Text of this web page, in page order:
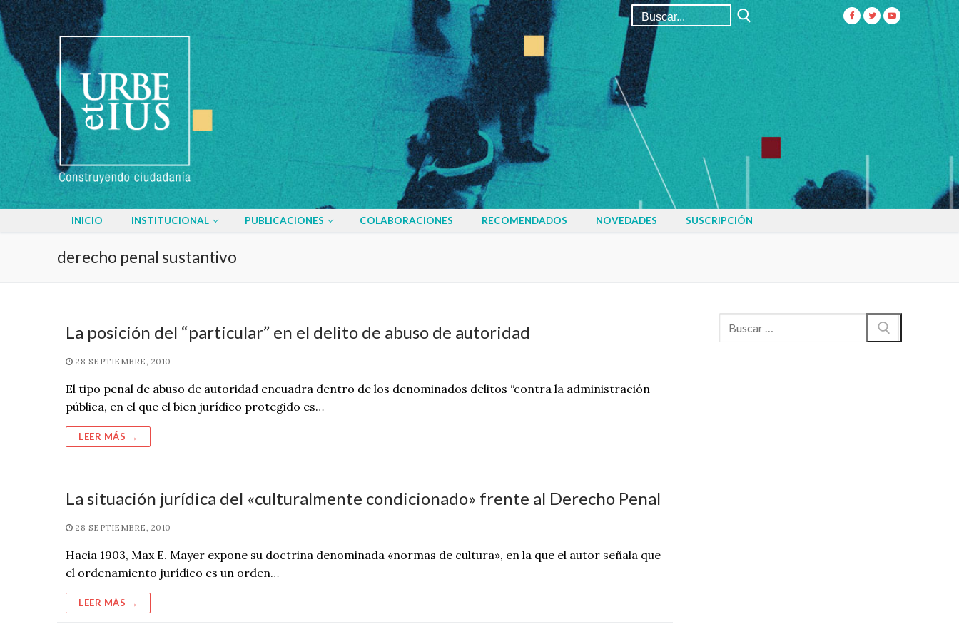
Ir
al
contenido
Buscar:
INICIO INSTITUCIONAL PUBLICACIONES COLABORACIONES RECOMENDADOS NOVEDADES SUSCRIPCIÓN
derecho penal sustantivo
La posición del “particular” en el delito de abuso de autoridad
28 SEPTIEMBRE, 2010
El tipo penal de abuso de autoridad encuadra dentro de los denominados delitos “contra la administración
pública, en el que el bien jurídico protegido es…
LEER MÁS →
La situación jurídica del «culturalmente condicionado» frente al Derecho Penal
28 SEPTIEMBRE, 2010
Hacia 1903, Max E. Mayer expone su doctrina denominada «normas de cultura», en la que el autor señala que
el ordenamiento jurídico es un orden…
LEER MÁS →
Buscar: